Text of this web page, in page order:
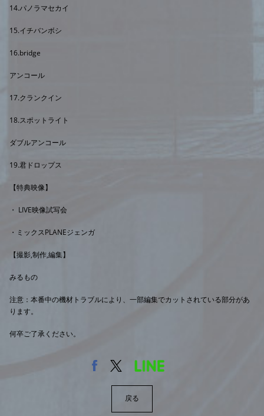
14.パノラマセカイ
15.イチバンボシ
16.bridge
アンコール
17.クランクイン
18.スポットライト
ダブルアンコール
19.君ドロップス
【特典映像】
・ LIVE映像試写会
・ミックスPLANEジェンガ
【撮影,制作,編集】
みるもの
注意：本番中の機材トラブルにより、一部編集でカットされている部分があ
ります。
何卒ご了承ください。
戻る